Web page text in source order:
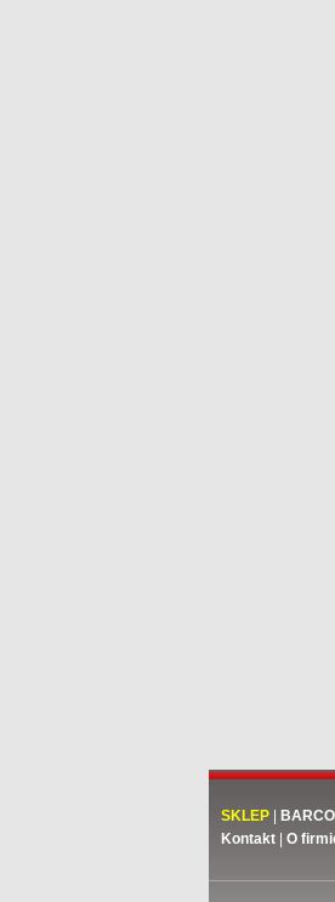
SKLEP BARCO
Kontakt
O